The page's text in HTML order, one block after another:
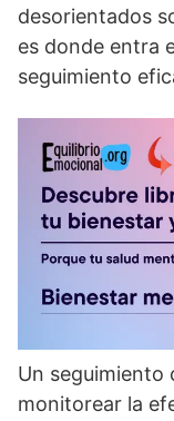
desorientados
es donde entra
seguimiento
Un seguimiento
monitorear la